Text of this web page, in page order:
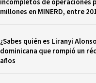
incompletos de operaciones
millones en MINERD, entre
¿Sabes quién es Liranyi
dominicana que rompió un
años